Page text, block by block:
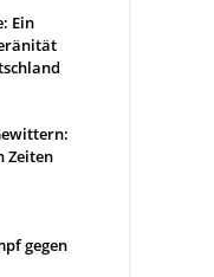
Ein
Zeiten
gegen